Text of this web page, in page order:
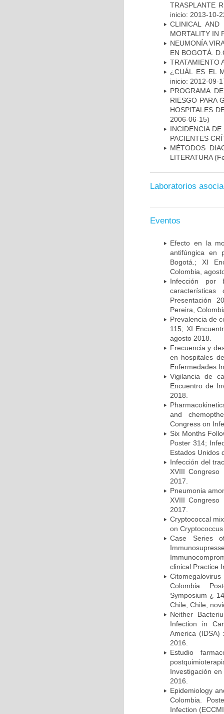
TRASPLANTE
inicio: 2013-10-
CLINICAL AND
MORTALITY IN
NEUMONÍA
EN BOGOTÁ.
TRATAMIENTO
¿CUÁL ES EL
inicio: 2012-09-
PROGRAMA
RIESGO PARA
HOSPITALES
2006-06-15)
INCIDENCIA
PACIENTES
MÉTODOS
LITERATURA
Laboratorios
Eventos
Efecto en la
antifúngica en
Bogotá.; XI
Colombia,
Infección por
Presentación
Pereira,
Prevalencia de
115; XI
agosto 2018.
Frecuencia y
en hospitales
Enfermedades
Vigilancia de
Encuentro de
2018.
and
Congress on
Six Months
Poster 314;
Estados Unidos
Infección del
XVIII
2017.
Pneumonia
XVIII
2017.
Cryptococcal
on
Case Series
clinical Practice
Colombia.
Symposium ¿
Chile, Chile,
Neither
Infection in
America (IDSA)
2016.
Estudio
Investigación
2016.
Epidemiology
Colombia.
Infection